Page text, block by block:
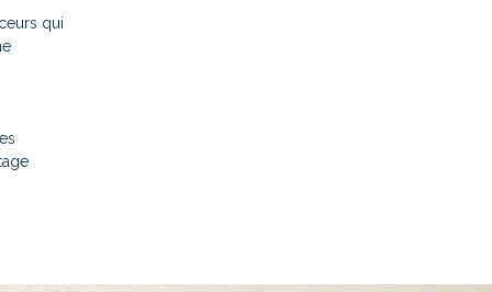
qui